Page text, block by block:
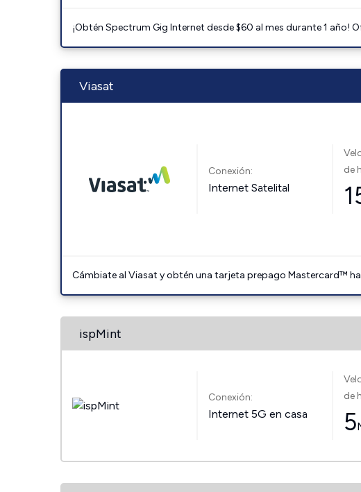
¡Obtén Spectrum Gig Internet desde $60 al mes durante 1 año!
Viasat
Conexión:
Internet Satelital
de
Cámbiate al Viasat y obtén una tarjeta prepago Mastercard™
ispMint
Conexión:
Internet 5G en casa
de
5